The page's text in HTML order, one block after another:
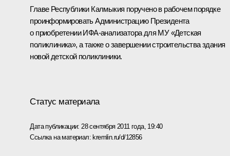
Главе Республики Калмыкия поручено в рабочем порядке
проинформировать Администрацию Президента
о приобретении ИФА-анализатора для МУ «Детская
поликлиника», а также о завершении строительства здания
новой детской поликлиники.
Статус материала
Дата публикации: 28 сентября 2011 года, 19:40
Ссылка на материал:kremlin.ru/d/12856